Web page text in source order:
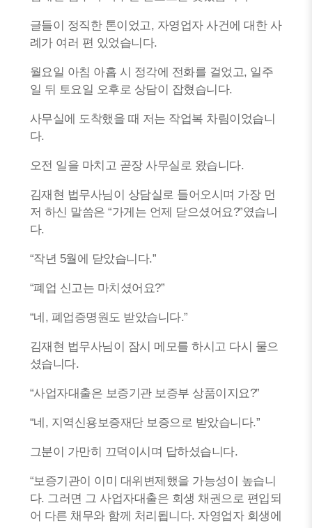
글들이 정직한 톤이었고, 자영업자 사건에 대한 사
례가 여러 편 있었습니다.
월요일 아침 아홉 시 정각에 전화를 걸었고, 일주
일 뒤 토요일 오후로 상담이 잡혔습니다.
사무실에 도착했을 때 저는 작업복 차림이었습니
다.
오전 일을 마치고 곧장 사무실로 왔습니다.
김재현 법무사님이 상담실로 들어오시며 가장 먼
저 하신 말씀은 “가게는 언제 닫으셨어요?”였습니
다.
“작년 5월에 닫았습니다.”
“폐업 신고는 마치셨어요?”
“네, 폐업증명원도 받았습니다.”
김재현 법무사님이 잠시 메모를 하시고 다시 물으
셨습니다.
“사업자대출은 보증기관 보증부 상품이지요?”
“네, 지역신용보증재단 보증으로 받았습니다.”
그분이 가만히 끄덕이시며 답하셨습니다.
“보증기관이 이미 대위변제했을 가능성이 높습니
다. 그러면 그 사업자대출은 회생 채권으로 편입되
어 다른 채무와 함께 처리됩니다. 자영업자 회생에